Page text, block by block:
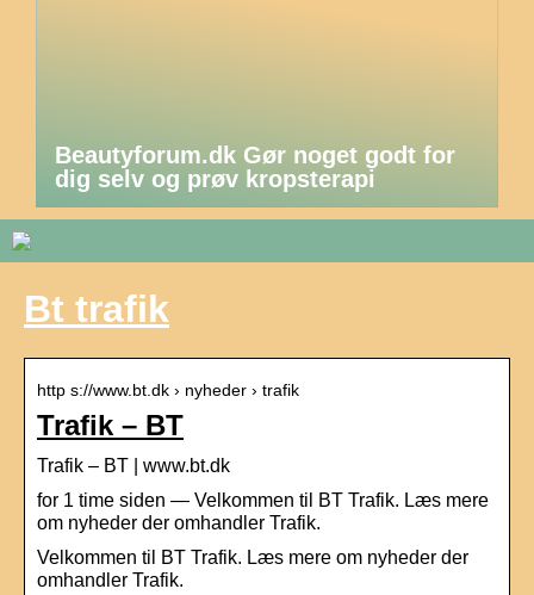
Beautyforum.dk Gør noget godt for
dig selv og prøv kropsterapi
Bt trafik
http s://www.bt.dk › nyheder › trafik
Trafik – BT
Trafik – BT | www.bt.dk
for 1 time siden — Velkommen til BT Trafik. Læs mere
om nyheder der omhandler Trafik.
Velkommen til BT Trafik. Læs mere om nyheder der
omhandler Trafik.